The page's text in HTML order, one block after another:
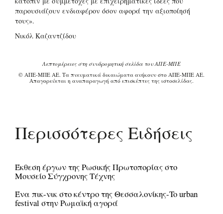
παρουσιάζουν ενδιαφέρον όσον αφορά την αξιοποίησή
τους».
Νικόλ Καζαντζίδου
Λεπτομέρειες στη συνδρομητική σελίδα του ΑΠΕ-ΜΠΕ
© ΑΠΕ-ΜΠΕ ΑΕ. Τα πνευματικά δικαιώματα ανήκουν στο ΑΠΕ-ΜΠΕ ΑΕ.
Απαγορεύεται η αναπαραγωγή από επισκέπτες της ιστοσελίδας.
Περισσότερες Ειδήσεις
Έκθεση έργων της Ρωσικής Πρωτοπορίας στο
Μουσείο Σύγχρονης Τέχνης
Ένα πικ-νικ στο κέντρο της Θεσσαλονίκης-To urban
festival στην Ρωμαϊκή αγορά